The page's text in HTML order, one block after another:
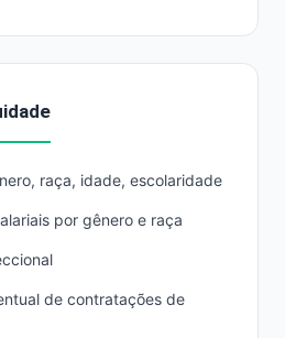
raça, idade, escolaridade
por gênero e raça
de contratações de